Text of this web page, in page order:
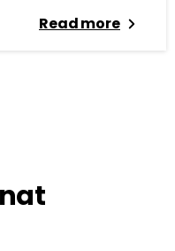
Read more